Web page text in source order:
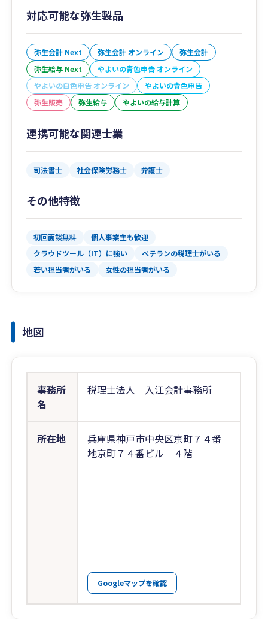
対応可能な弥生製品
弥生会計 Next 弥生会計 オンライン
弥生会計
弥生給与 Next
やよいの青色申告 オンライン
やよいの白色申告 オンライン
やよいの青色申告
弥生販売
弥生給与 やよいの給与計算
連携可能な関連士業
司法書士 社会保険労務士 弁護士
その他特徴
初回面談無料
個人事業主も歓迎
クラウドツール（IT）に強い
ベテランの税理士がいる
若い担当者がいる
女性の担当者がいる
地図
事務所
名
税理士法人 入江会計事務所
所在地
兵庫県神戸市中央区京町７４番
地京町７４番ビル ４階
Googleマップを確認